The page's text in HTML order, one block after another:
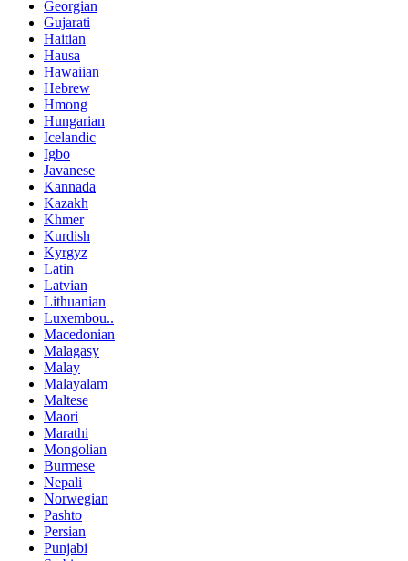
Georgian
Gujarati
Haitian
Hausa
Hawaiian
Hebrew
Hmong
Hungarian
Icelandic
Igbo
Javanese
Kannada
Kazakh
Khmer
Kurdish
Kyrgyz
Latin
Latvian
Lithuanian
Luxembou..
Macedonian
Malagasy
Malay
Malayalam
Maltese
Maori
Marathi
Mongolian
Burmese
Nepali
Norwegian
Pashto
Persian
Punjabi